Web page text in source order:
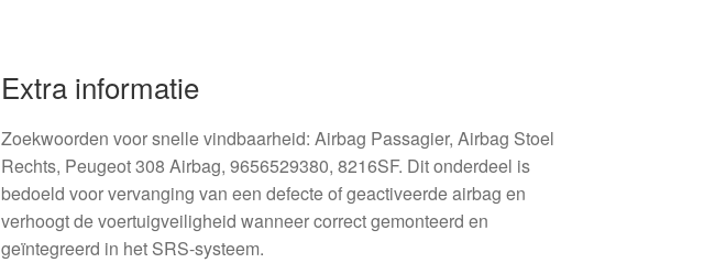
Extra informatie
Zoekwoorden voor snelle vindbaarheid: Airbag Passagier, Airbag Stoel
Rechts, Peugeot 308 Airbag, 9656529380, 8216SF. Dit onderdeel is
bedoeld voor vervanging van een defecte of geactiveerde airbag en
verhoogt de voertuigveiligheid wanneer correct gemonteerd en
geïntegreerd in het SRS-systeem.